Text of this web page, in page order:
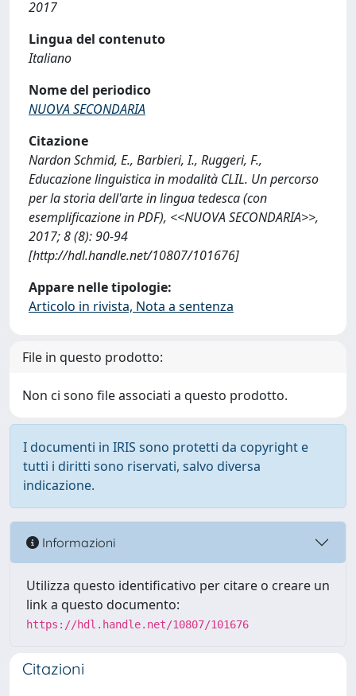
2017
Lingua del contenuto
Italiano
Nome del periodico
NUOVA SECONDARIA
Citazione
Nardon Schmid, E., Barbieri, I., Ruggeri, F.,
Educazione linguistica in modalità CLIL. Un percorso
per la storia dell'arte in lingua tedesca (con
esemplificazione in PDF), <<NUOVA SECONDARIA>>,
2017; 8 (8): 90-94
[http://hdl.handle.net/10807/101676]
Appare nelle tipologie:
Articolo in rivista, Nota a sentenza
File in questo prodotto:
Non ci sono file associati a questo prodotto.
I documenti in IRIS sono protetti da copyright e
tutti i diritti sono riservati, salvo diversa
indicazione.
Informazioni
Utilizza questo identificativo per citare o creare un
link a questo documento:
https://hdl.handle.net/10807/101676
Citazioni